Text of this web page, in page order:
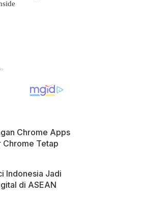
Chrome Apps
Tetap
Indonesia Jadi
di ASEAN